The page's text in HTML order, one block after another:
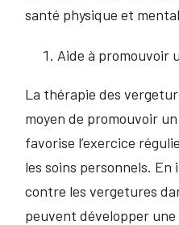
santé physique et
Aide à promouvoir
La thérapie des
moyen de promouvoir
favorise l’exercice
les soins personnels.
contre les vergetures
peuvent développer